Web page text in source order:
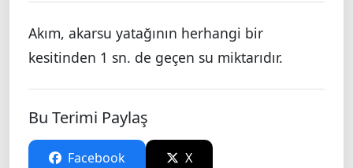
Akım, akarsu yatağının herhangi bir
kesitinden 1 sn. de geçen su miktarıdır.
Bu Terimi Paylaş
Facebook X